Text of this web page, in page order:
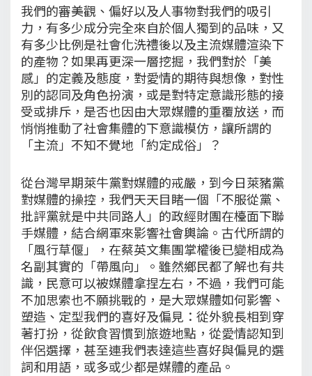
我們的審美觀、偏好以及人事物對我們的吸引
力，有多少成分完全來自於個人獨到的品味，又
有多少比例是社會化洗禮後以及主流媒體渲染下
的產物？如果再更深一層挖掘，我們對於「美
感」的定義及態度，對愛情的期待與想像，對性
別的認同及角色扮演，或是對特定意識形態的接
受或排斥，是否也因由大眾媒體的重覆放送，而
悄悄推動了社會集體的下意識模仿，讓所謂的
「主流」不知不覺地「約定成俗」？
從台灣早期萊牛黨對媒體的戒嚴，到今日萊豬黨
對媒體的操控，我們天天目睹一個「不服從黨、
批評黨就是中共同路人」的政經財團在檯面下聯
手媒體，結合網軍來影響社會輿論。古代所謂的
「風行草偃」，在蔡英文集團掌權後已變相成為
名副其實的「帶風向」。雖然鄉民都了解也有共
識，民意可以被媒體拿捏左右，不過，我們可能
不加思索也不願挑戰的，是大眾媒體如何影響、
塑造、定型我們的喜好及偏見：從外貌長相到穿
著打扮，從飲食習慣到旅遊地點，從愛情認知到
伴侶選擇，甚至連我們表達這些喜好與偏見的選
詞和用語，或多或少都是媒體的產品。